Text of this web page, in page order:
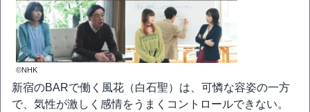
©NHK
新宿のBARで働く風花（白石聖）は、可憐な容姿の一方
で、気性が激しく感情をうまくコントロールできない。